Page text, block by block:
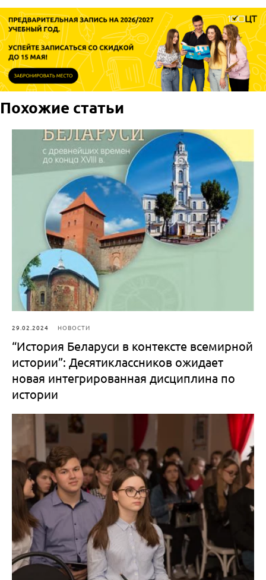
Похожие статьи
29.02.2024 НОВОСТИ
“История Беларуси в контексте всемирной
истории”: Десятиклассников ожидает
новая интегрированная дисциплина по
истории